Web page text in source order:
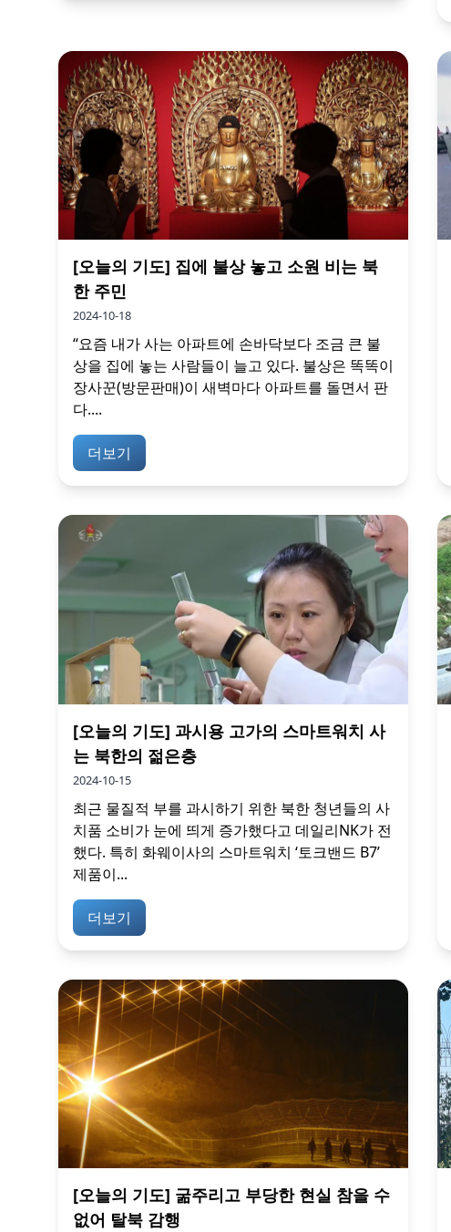
[오늘의 기도] 집에 불상 놓고 소원 비는 북
한 주민
2024-10-18
“요즘 내가 사는 아파트에 손바닥보다 조금 큰 불
상을 집에 놓는 사람들이 늘고 있다. 불상은 똑똑이
장사꾼(방문판매)이 새벽마다 아파트를 돌면서 판
다....
더보기
[오늘의 기도] 과시용 고가의 스마트워치 사
는 북한의 젊은층
2024-10-15
최근 물질적 부를 과시하기 위한 북한 청년들의 사
치품 소비가 눈에 띄게 증가했다고 데일리NK가 전
했다. 특히 화웨이사의 스마트워치 ‘토크밴드 B7’
제품이...
더보기
[오늘의 기도] 굶주리고 부당한 현실 참을 수
없어 탈북 감행